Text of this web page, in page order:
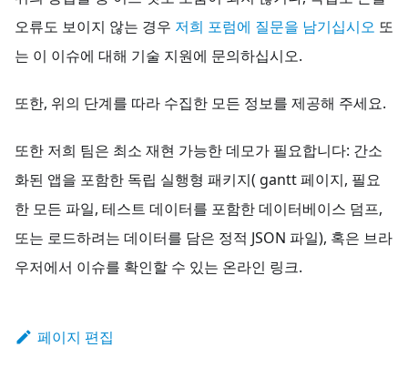
오류도 보이지 않는 경우 저희 포럼에 질문을 남기십시오 또
는 이 이슈에 대해 기술 지원에 문의하십시오.
또한, 위의 단계를 따라 수집한 모든 정보를 제공해 주세요.
또한 저희 팀은 최소 재현 가능한 데모가 필요합니다: 간소
화된 앱을 포함한 독립 실행형 패키지( gantt 페이지, 필요
한 모든 파일, 테스트 데이터를 포함한 데이터베이스 덤프,
또는 로드하려는 데이터를 담은 정적 JSON 파일), 혹은 브라
우저에서 이슈를 확인할 수 있는 온라인 링크.
페이지 편집